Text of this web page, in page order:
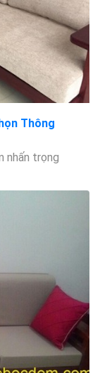
Thông
nhấn trọng